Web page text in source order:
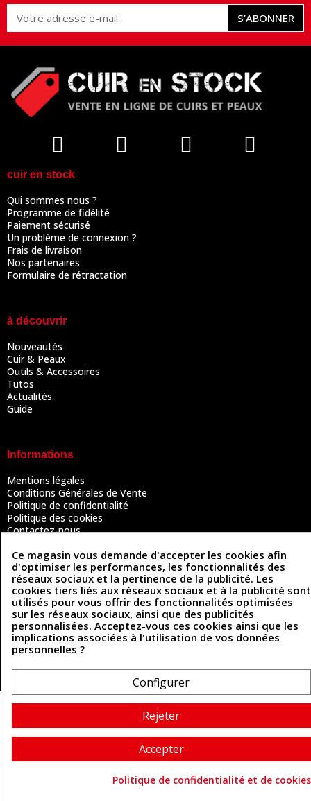
S’ABONNER
cuir en stock
Qui sommes nous ?
Programme de fidélité
Paiement sécurisé
Un problème de connexion ?
Frais de livraison
Nos partenaires
Formulaire de rétractation
à découvrir
Nouveautés
Cuir & Peaux
Outils & Accessoires
Tutos
Actualités
Guide
Informations
Mentions légales
Conditions Générales de Vente
Politique de confidentialité
Politique des cookies
Contactez-nous
Coordonnées
493 Chemin de Catougnac
81300 Graulhet
05 63 34 51 88
contact@cuirenstock.com
Cuirenstock © 2026 - Une création Quatrys 💙
Ce magasin vous demande d'accepter les cookies afin
d'optimiser les performances, les fonctionnalités des
réseaux sociaux et la pertinence de la publicité. Les
cookies tiers liés aux réseaux sociaux et à la publicité sont
utilisés pour vous offrir des fonctionnalités optimisées
sur les réseaux sociaux, ainsi que des publicités
personnalisées. Acceptez-vous ces cookies ainsi que les
implications associées à l'utilisation de vos données
personnelles ?
Configurer
Rejeter
Accepter
Politique de confidentialité et de cookies